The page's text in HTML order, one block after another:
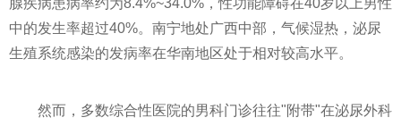
腺疾病患病率约为8.4%~34.0%，性功能障碍在40岁以上男性
中的发生率超过40%。南宁地处广西中部，气候湿热，泌尿
生殖系统感染的发病率在华南地区处于相对较高水平。
然而，多数综合性医院的男科门诊往往"附带"在泌尿外科